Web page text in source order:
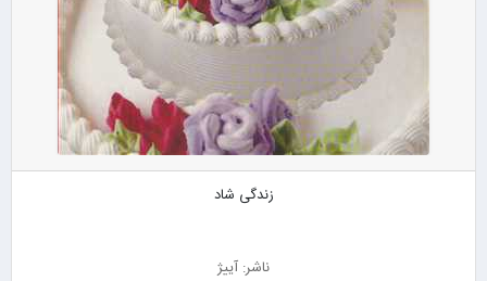
زندگی شاد
ناشر: آییژ